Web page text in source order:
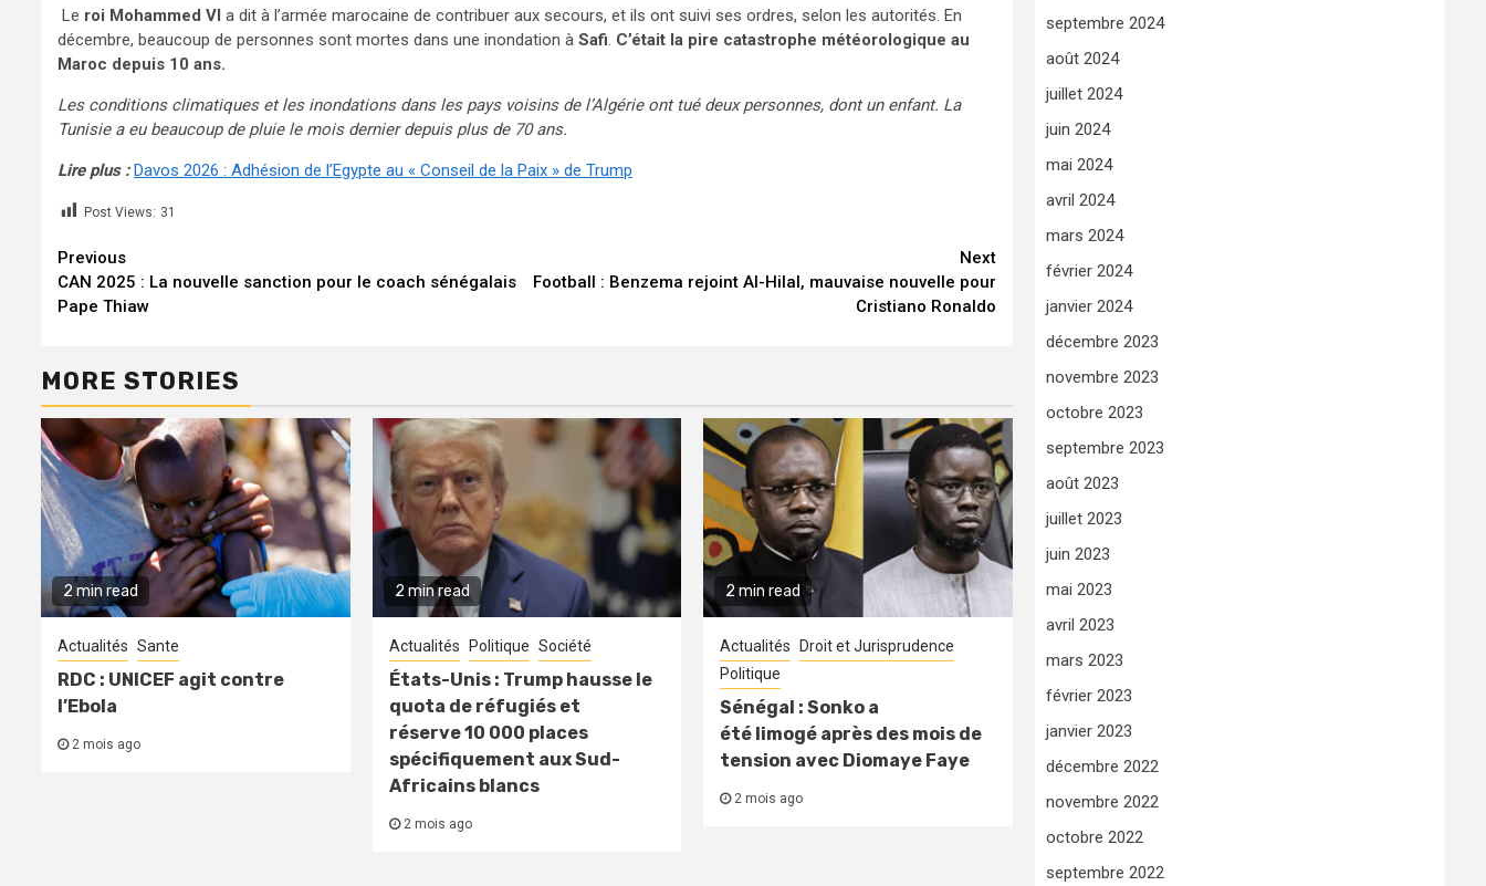
Le roi Mohammed VI a dit à l’armée marocaine de contribuer aux secours, et ils ont suivi ses ordres, selon les autorités. En
décembre, beaucoup de personnes sont mortes dans une inondation à Safi. C’était la pire catastrophe météorologique au
Maroc depuis 10 ans.
Les conditions climatiques et les inondations dans les pays voisins de l’Algérie ont tué deux personnes, dont un enfant. La
Tunisie a eu beaucoup de pluie le mois dernier depuis plus de 70 ans.
Lire plus :Davos 2026 : Adhésion de l’Egypte au « Conseil de la Paix » de Trump
Post Views: 31
Continue
Reading
Previous
CAN 2025 : La nouvelle sanction pour le coach sénégalais
Pape Thiaw
Next
Football : Benzema rejoint Al-Hilal, mauvaise nouvelle pour
Cristiano Ronaldo
MORE STORIES
2 min read
Actualités Sante
RDC : UNICEF agit contre
l’Ebola
2 mois ago
2 min read
Actualités Politique Société
États-Unis : Trump hausse le
quota de réfugiés et
réserve 10 000 places
spécifiquement aux Sud-
Africains blancs
2 mois ago
2 min read
Actualités
Droit et Jurisprudence
Politique
Sénégal : Sonko a
été limogé après des mois de
tension avec Diomaye Faye
2 mois ago
septembre 2024
août 2024
juillet 2024
juin 2024
mai 2024
avril 2024
mars 2024
février 2024
janvier 2024
décembre 2023
novembre 2023
octobre 2023
septembre 2023
août 2023
juillet 2023
juin 2023
mai 2023
avril 2023
mars 2023
février 2023
janvier 2023
décembre 2022
novembre 2022
octobre 2022
septembre 2022